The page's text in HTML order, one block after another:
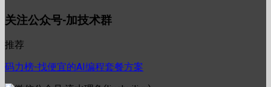
关注公众号-加技术群
推荐
码力榜-找便宜的AI编程套餐方案